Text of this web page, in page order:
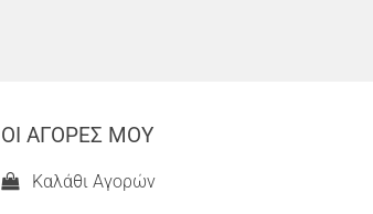
ΟΙ ΑΓΟΡΕΣ ΜΟΥ
Καλάθι Αγορών